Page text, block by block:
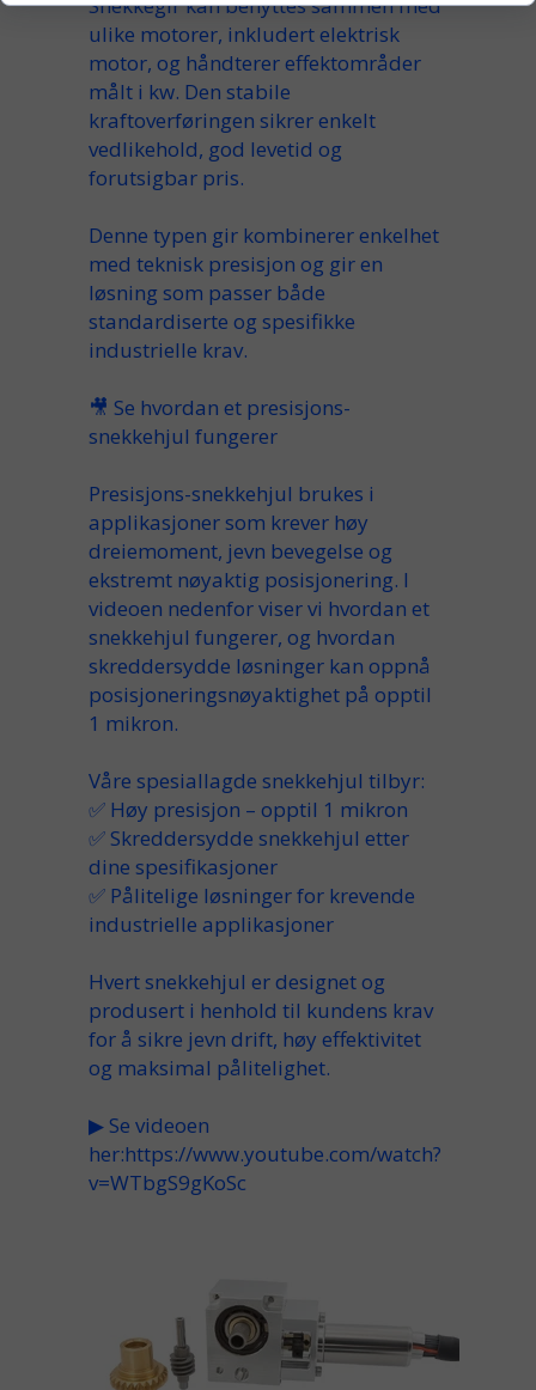
ulike motorer, inkludert elektrisk
motor, og håndterer effektområder
målt i kw. Den stabile
kraftoverføringen sikrerenkelt
vedlikehold, god levetid og
forutsigbar pris.
Denne typen gir kombinererenkelhet
med teknisk presisjon og gir en
løsning som passer både
standardiserte og spesifikke
industrielle krav.
🎥 Se hvordan et presisjons-
snekkehjul fungerer
Presisjons-snekkehjul brukes i
applikasjoner som krever høy
dreiemoment, jevn bevegelse og
ekstremt nøyaktig posisjonering. I
videoen nedenfor viser vi hvordan et
snekkehjul fungerer, og hvordan
skreddersydde løsninger kan oppnå
posisjoneringsnøyaktighet på opptil
1 mikron.
Våre spesiallagde snekkehjul tilbyr:
✅ Høy presisjon – opptil 1 mikron
✅ Skreddersydde snekkehjul etter
dine spesifikasjoner
✅ Pålitelige løsninger for krevende
industrielle applikasjoner
Hvert snekkehjul er designet og
produsert i henhold til kundens krav
for å sikre jevn drift, høy effektivitet
og maksimal pålitelighet.
▶ Se videoen
her:https://www.youtube.com/watch?
v=WTbgS9gKoSc